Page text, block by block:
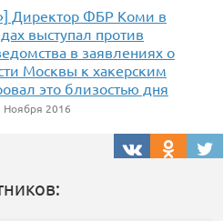
Директор ФБР Коми в
выступал против
в заявлениях о
Москвы к хакерским
это близостью дня
2016